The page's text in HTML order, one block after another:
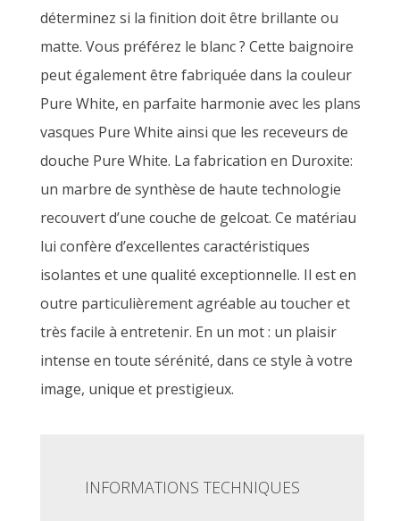
déterminez si la finition doit être brillante ou
matte. Vous préférez le blanc ? Cette baignoire
peut également être fabriquée dans la couleur
Pure White, en parfaite harmonie avec les plans
vasques Pure White ainsi que les receveurs de
douche Pure White. La fabrication en Duroxite:
un marbre de synthèse de haute technologie
recouvert d’une couche de gelcoat. Ce matériau
lui confère d’excellentes caractéristiques
isolantes et une qualité exceptionnelle. Il est en
outre particulièrement agréable au toucher et
très facile à entretenir. En un mot : un plaisir
intense en toute sérénité, dans ce style à votre
image, unique et prestigieux.
INFORMATIONS TECHNIQUES